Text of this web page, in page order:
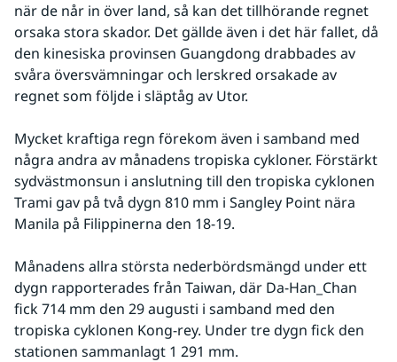
när de når in över land, så kan det tillhörande regnet
orsaka stora skador. Det gällde även i det här fallet, då
den kinesiska provinsen Guangdong drabbades av
svåra översvämningar och lerskred orsakade av
regnet som följde i släptåg av Utor.
Mycket kraftiga regn förekom även i samband med
några andra av månadens tropiska cykloner. Förstärkt
sydvästmonsun i anslutning till den tropiska cyklonen
Trami gav på två dygn 810 mm i Sangley Point nära
Manila på Filippinerna den 18-19.
Månadens allra största nederbördsmängd under ett
dygn rapporterades från Taiwan, där Da-Han_Chan
fick 714 mm den 29 augusti i samband med den
tropiska cyklonen Kong-rey. Under tre dygn fick den
stationen sammanlagt 1 291 mm.